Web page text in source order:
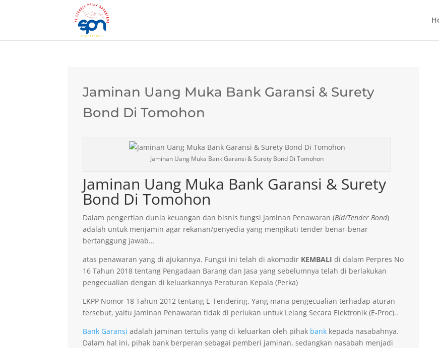
Jaminan Uang Muka Bank Garansi & Surety
Bond Di Tomohon
Jaminan Uang Muka Bank Garansi & Surety Bond Di Tomohon
Jaminan Uang Muka Bank Garansi & Surety
Bond Di Tomohon
Dalam pengertian dunia keuangan dan bisnis fungsi Jaminan Penawaran (Bid/Tender Bond)
adalah untuk menjamin agar rekanan/penyedia yang mengikuti tender benar-benar
bertanggung jawab…
atas penawaran yang di ajukannya. Fungsi ini telah di akomodir KEMBALI di dalam Perpres No
16 Tahun 2018 tentang Pengadaan Barang dan Jasa yang sebelumnya telah di berlakukan
pengecualian dengan di keluarkannya Peraturan Kepala (Perka)
LKPP Nomor 18 Tahun 2012 tentang E-Tendering. Yang mana pengecualian terhadap aturan
tersebut, yaitu Jaminan Penawaran tidak di perlukan untuk Lelang Secara Elektronik (E-Proc)..
Bank Garansi adalah jaminan tertulis yang di keluarkan oleh pihak bank kepada nasabahnya.
Dalam hal ini, pihak bank berperan sebagai pemberi jaminan, sedangkan nasabah menjadi